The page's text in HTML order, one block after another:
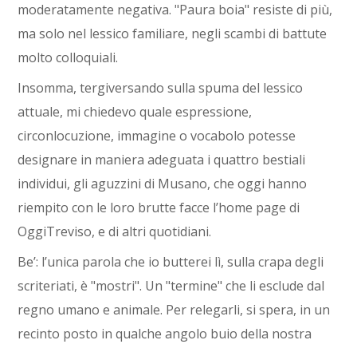
moderatamente negativa. "Paura boia" resiste di più,
ma solo nel lessico familiare, negli scambi di battute
molto colloquiali.
Insomma, tergiversando sulla spuma del lessico
attuale, mi chiedevo quale espressione,
circonlocuzione, immagine o vocabolo potesse
designare in maniera adeguata i quattro bestiali
individui, gli aguzzini di Musano, che oggi hanno
riempito con le loro brutte facce l’home page di
OggiTreviso, e di altri quotidiani.
Be’: l’unica parola che io butterei lì, sulla crapa degli
scriteriati, è "mostri". Un "termine" che li esclude dal
regno umano e animale. Per relegarli, si spera, in un
recinto posto in qualche angolo buio della nostra